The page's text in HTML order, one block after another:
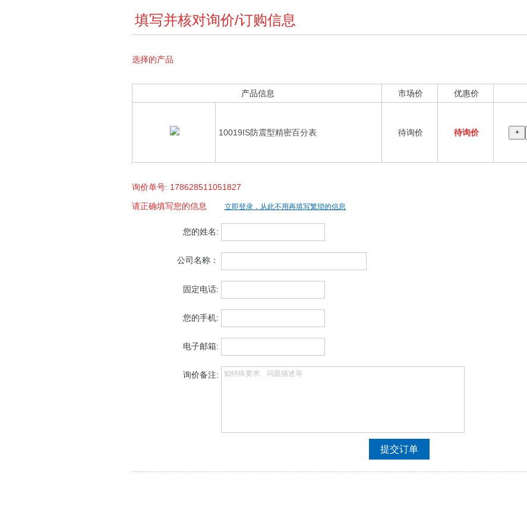
填写并核对询价/订购信息
选择的产品
产品信息 市场价 优惠价
10019IS防震型精密百分表 待询价 待询价 +
询价单号: 178628511051827
请正确填写您的信息
立即登录，从此不用再填写繁琐的信息
您的姓名:
公司名称：
固定电话:
您的手机:
电子邮箱:
询价备注: 如特殊要求、问题描述等